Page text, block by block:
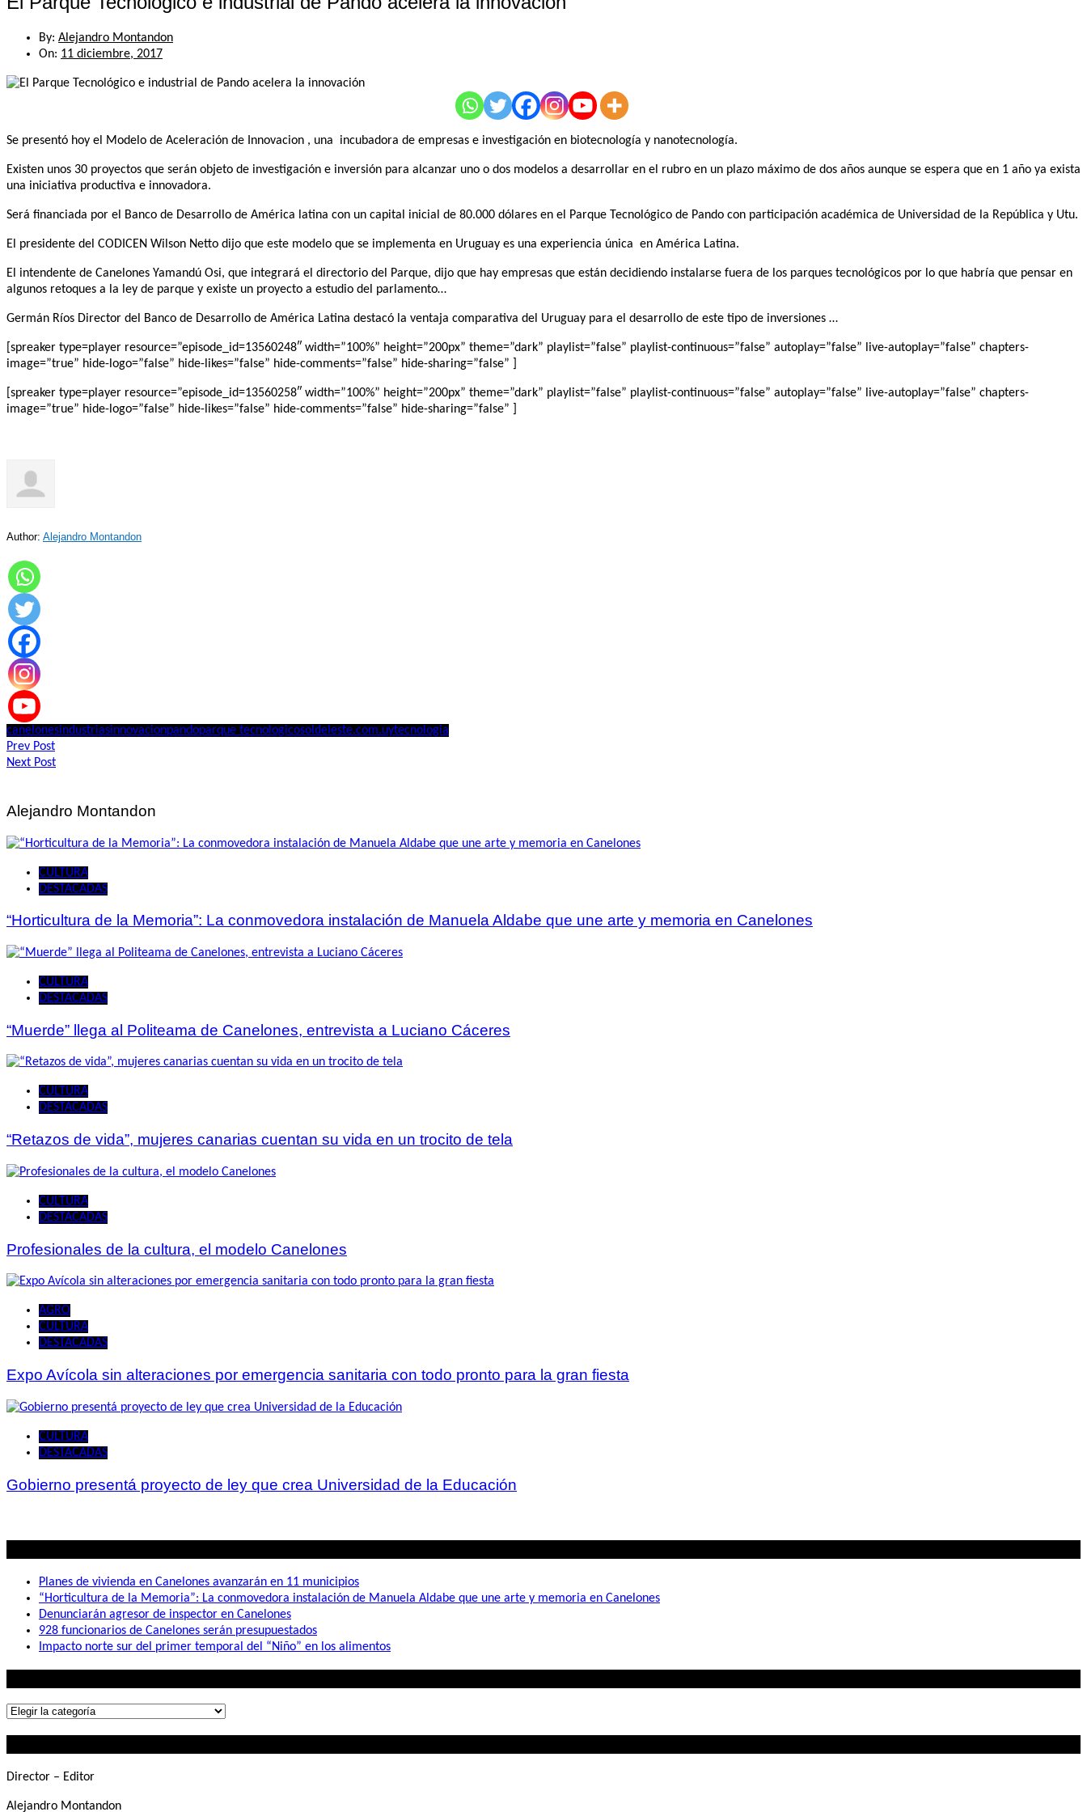
By: Alejandro Montandon
On: 11 diciembre, 2017
Se presentó hoy el Modelo de Aceleración de Innovacion , una incubadora de empresas e investigación en biotecnología y nanotecnología.
Existen unos 30 proyectos que serán objeto de investigación e inversión para alcanzar uno o dos modelos a desarrollar en el rubro en un plazo máximo de dos años aunque se espera que en 1 año ya exista
una iniciativa productiva e innovadora.
Será financiada por el Banco de Desarrollo de América latina con un capital inicial de 80.000 dólares en el Parque Tecnológico de Pando con participación académica de Universidad de la República y Utu.
El presidente del CODICEN Wilson Netto dijo que este modelo que se implementa en Uruguay es una experiencia única en América Latina.
El intendente de Canelones Yamandú Osi, que integrará el directorio del Parque, dijo que hay empresas que están decidiendo instalarse fuera de los parques tecnológicos por lo que habría que pensar en
algunos retoques a la ley de parque y existe un proyecto a estudio del parlamento…
Germán Ríos Director del Banco de Desarrollo de América Latina destacó la ventaja comparativa del Uruguay para el desarrollo de este tipo de inversiones …
[spreaker type=player resource=”episode_id=13560248″ width=”100%” height=”200px” theme=”dark” playlist=”false” playlist-continuous=”false” autoplay=”false” live-autoplay=”false” chapters-
image=”true” hide-logo=”false” hide-likes=”false” hide-comments=”false” hide-sharing=”false” ]
[spreaker type=player resource=”episode_id=13560258″ width=”100%” height=”200px” theme=”dark” playlist=”false” playlist-continuous=”false” autoplay=”false” live-autoplay=”false” chapters-
image=”true” hide-logo=”false” hide-likes=”false” hide-comments=”false” hide-sharing=”false” ]
Author: Alejandro Montandon
canelonesindustriasinnovacionpandoparque tecnologicosoldeleste.com.uytecnologia
Navegación
de
Prev Post
Next Post
Alejandro Montandon
CULTURA
DESTACADAS
“Horticultura de la Memoria”: La conmovedora instalación de Manuela Aldabe que une arte y memoria en Canelones
CULTURA
DESTACADAS
“Muerde” llega al Politeama de Canelones, entrevista a Luciano Cáceres
CULTURA
DESTACADAS
“Retazos de vida”, mujeres canarias cuentan su vida en un trocito de tela
CULTURA
DESTACADAS
Profesionales de la cultura, el modelo Canelones
AGRO
CULTURA
DESTACADAS
Expo Avícola sin alteraciones por emergencia sanitaria con todo pronto para la gran fiesta
CULTURA
DESTACADAS
Gobierno presentá proyecto de ley que crea Universidad de la Educación
Planes de vivienda en Canelones avanzarán en 11 municipios
“Horticultura de la Memoria”: La conmovedora instalación de Manuela Aldabe que une arte y memoria en Canelones
Denunciarán agresor de inspector en Canelones
928 funcionarios de Canelones serán presupuestados
Impacto norte sur del primer temporal del “Niño” en los alimentos
Lo
Director – Editor
Alejandro Montandon